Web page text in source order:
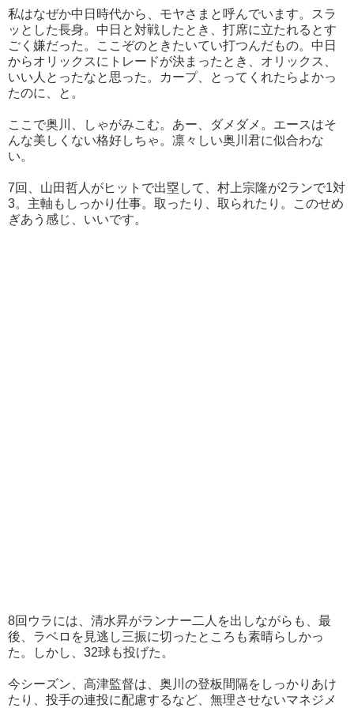
私はなぜか中日時代から、モヤさまと呼んでいます。スラ
ッとした長身。中日と対戦したとき、打席に立たれるとす
ごく嫌だった。ここぞのときたいてい打つんだもの。中日
からオリックスにトレードが決まったとき、オリックス、
いい人とったなと思った。カープ、とってくれたらよかっ
たのに、と。
ここで奥川、しゃがみこむ。あー、ダメダメ。エースはそ
んな美しくない格好しちゃ。凛々しい奥川君に似合わな
い。
7回、山田哲人がヒットで出塁して、村上宗隆が2ランで1対
3。主軸もしっかり仕事。取ったり、取られたり。このせめ
ぎあう感じ、いいです。
8回ウラには、清水昇がランナー二人を出しながらも、最
後、ラベロを見逃し三振に切ったところも素晴らしかっ
た。しかし、32球も投げた。
今シーズン、高津監督は、奥川の登板間隔をしっかりあけ
たり、投手の連投に配慮するなど、無理させないマネジメ